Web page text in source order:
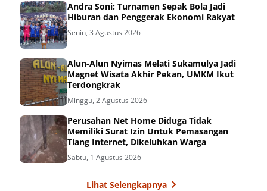
Andra Soni: Turnamen Sepak Bola Jadi
Hiburan dan Penggerak Ekonomi Rakyat
Senin, 3 Agustus 2026
Alun-Alun Nyimas Melati Sukamulya Jadi
Magnet Wisata Akhir Pekan, UMKM Ikut
Terdongkrak
Minggu, 2 Agustus 2026
Perusahan Net Home Diduga Tidak
Memiliki Surat Izin Untuk Pemasangan
Tiang Internet, Dikeluhkan Warga
Sabtu, 1 Agustus 2026
Lihat Selengkapnya